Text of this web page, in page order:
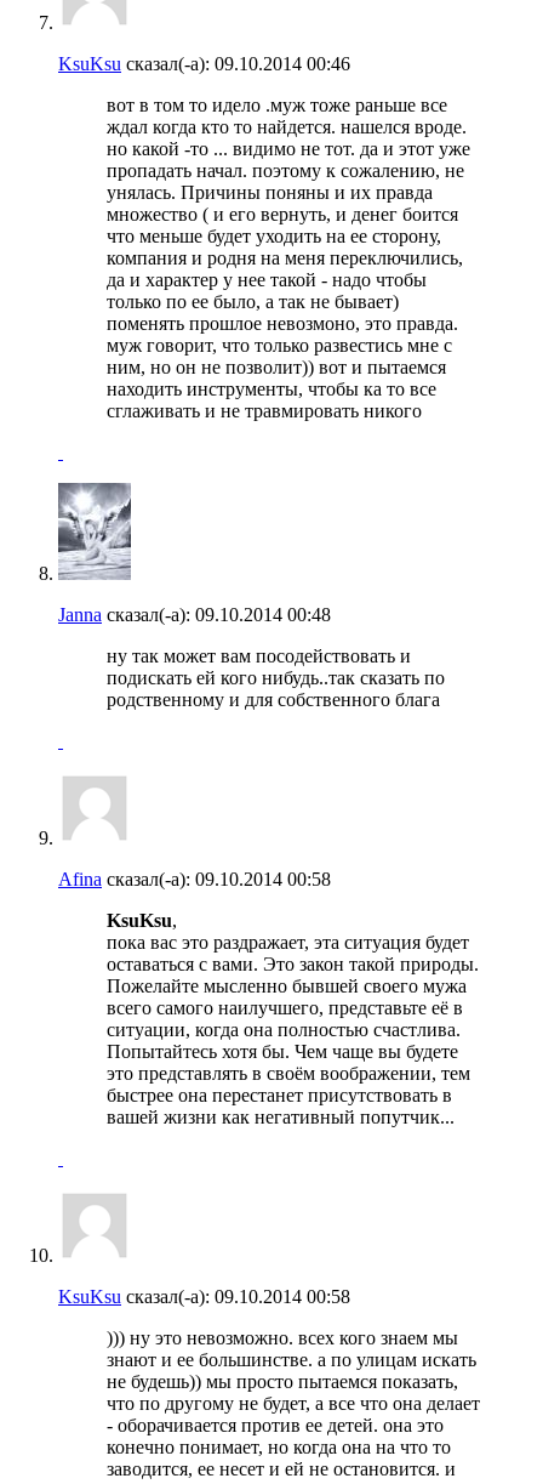
KsuKsu сказал(-а): 09.10.2014 00:46
вот в том то идело .муж тоже раньше все
ждал когда кто то найдется. нашелся вроде.
но какой -то ... видимо не тот. да и этот уже
пропадать начал. поэтому к сожалению, не
унялась. Причины поняны и их правда
множество ( и его вернуть, и денег боится
что меньше будет уходить на ее сторону,
компания и родня на меня переключились,
да и характер у нее такой - надо чтобы
только по ее было, а так не бывает)
поменять прошлое невозмоно, это правда.
муж говорит, что только развестись мне с
ним, но он не позволит)) вот и пытаемся
находить инструменты, чтобы ка то все
сглаживать и не травмировать никого
Janna сказал(-а): 09.10.2014 00:48
ну так может вам посодействовать и
подискать ей кого нибудь..так сказать по
родственному и для собственного блага
Afina сказал(-а): 09.10.2014 00:58
KsuKsu,
пока вас это раздражает, эта ситуация будет
оставаться с вами. Это закон такой природы.
Пожелайте мысленно бывшей своего мужа
всего самого наилучшего, представьте её в
ситуации, когда она полностью счастлива.
Попытайтесь хотя бы. Чем чаще вы будете
это представлять в своём воображении, тем
быстрее она перестанет присутствовать в
вашей жизни как негативный попутчик...
KsuKsu сказал(-а): 09.10.2014 00:58
))) ну это невозможно. всех кого знаем мы
знают и ее большинстве. а по улицам искать
не будешь)) мы просто пытаемся показать,
что по другому не будет, а все что она делает
- оборачивается против ее детей. она это
конечно понимает, но когда она на что то
заводится, ее несет и ей не остановится. и